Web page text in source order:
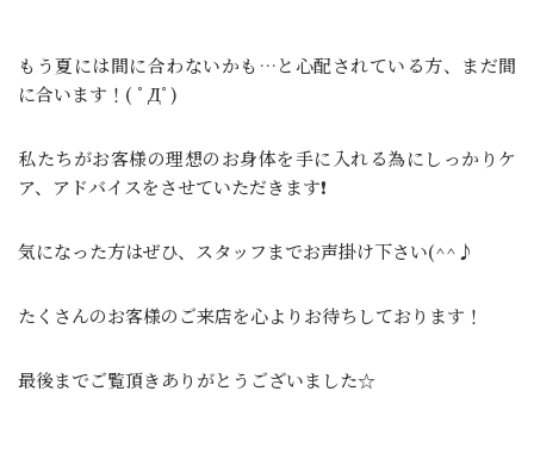
もう夏には間に合わないかも…と心配されている方、まだ間
に合います！( ﾟДﾟ)
私たちがお客様の理想のお身体を手に入れる為にしっかりケ
ア、アドバイスをさせていただきます❗
気になった方はぜひ、スタッフまでお声掛け下さい(^^♪
たくさんのお客様のご来店を心よりお待ちしております！
最後までご覧頂きありがとうございました☆